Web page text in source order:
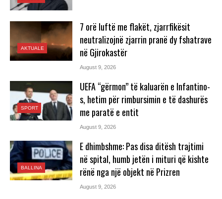
AKTUALE
7 orë luftë me flakët, zjarrfikësit
neutralizojnë zjarrin pranë dy fshatrave
në Gjirokastër
August 9, 2026
SPORT
UEFA “gërmon” të kaluarën e Infantino-
s, hetim për rimbursimin e të dashurës
me paratë e entit
August 9, 2026
BALLINA
E dhimbshme: Pas disa ditësh trajtimi
në spital, humb jetën i mituri që kishte
rënë nga një objekt në Prizren
August 9, 2026